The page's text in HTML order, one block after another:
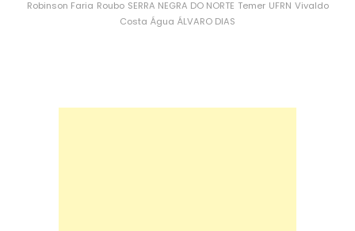
Robinson Faria Roubo SERRA NEGRA DO NORTE Temer UFRN Vivaldo
Costa Água ÁLVARO DIAS